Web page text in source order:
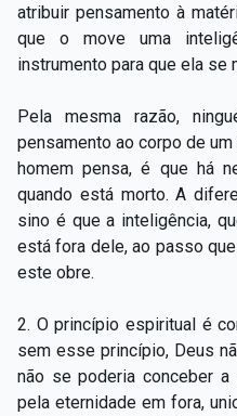
atribuir pensamento à
que o move uma
instrumento para que ela se
Pela mesma razão,
pensamento ao corpo de
homem pensa, é que há
quando está morto. A
sino é que a inteligência,
está fora dele, ao passo
este obre.
2. O princípio espiritual é
sem esse princípio, Deus
não se poderia conceber a
pela eternidade em fora,